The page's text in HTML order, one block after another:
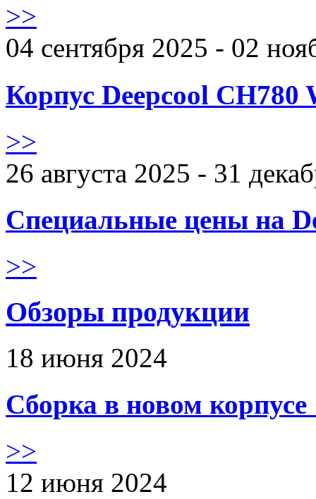
>>
04 сентября 2025 - 02
Корпус Deepcool CH780
>>
26 августа 2025 - 31
Специальные цены на
>>
Обзоры продукции
18 июня 2024
Сборка в новом
>>
12 июня 2024